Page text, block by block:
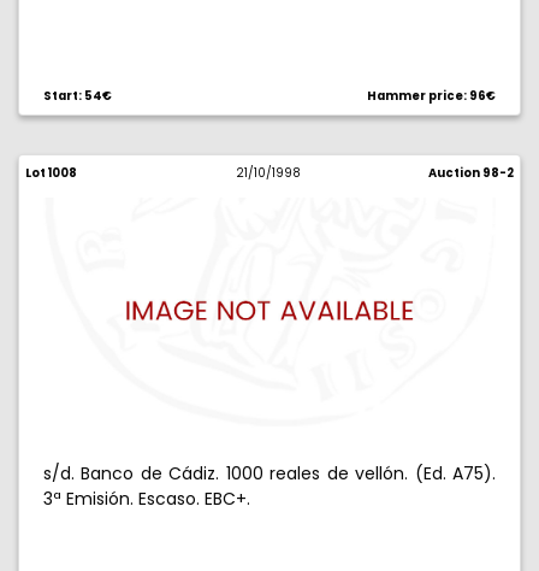
Start: 54€ Hammer price: 96€
Lot 1008 21/10/1998 Auction 98-2
s/d. Banco de Cádiz. 1000 reales de vellón. (Ed. A75).
3ª Emisión. Escaso. EBC+.